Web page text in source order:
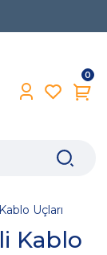
0
Kablo
Kablo Uçları